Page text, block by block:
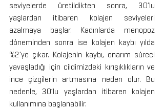
seviyelerde üretildikten sonra, 30’lu
yaşlardan itibaren kolajen seviyeleri
azalmaya başlar. Kadınlarda menopoz
döneminden sonra ise kolajen kaybı yılda
%2’ye çıkar. Kolajenin kaybı, onarım süreci
yavaşladığı için cildimizdeki kırışıklıkların ve
ince çizgilerin artmasına neden olur. Bu
nedenle, 30’lu yaşlardan itibaren kolajen
kullanımına başlanabilir.